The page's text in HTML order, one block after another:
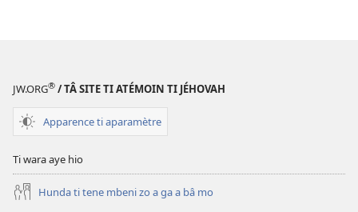
JW.ORG® / TÂ SITE TI ATÉMOIN TI JÉHOVAH
Apparence ti aparamètre
Ti wara aye hio
Hunda ti tene mbeni zo a ga a bâ mo